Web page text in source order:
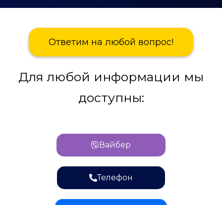
Ответим на любой вопрос!
Для любой информации мы
доступны:
Вайбер
Телефон